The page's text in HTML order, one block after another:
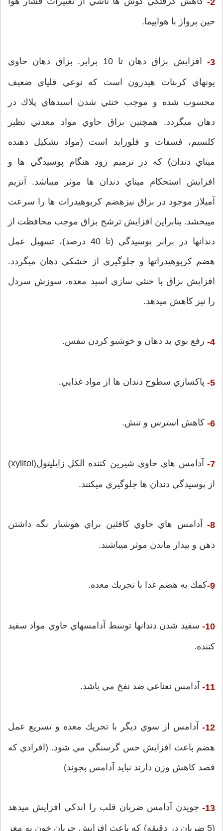
حين پرواز با هواپيما.
3- افزايش بزاق دهان تا 10 برابر. بزاق دهان حاوي
يونهاي كربنات هيدرون است كه نوعي قلياي ضعيف
محسوب شده و موجب خنثي شدن اسيدهاي پلاك در
دهان ميگردد. همچنين بزاق حاوي مواد معدني نظير
كلسيم، فسفات و فلورايد است (مواد تشكيل دهنده
ميناي دندان) كه در ترميم زود هنگام پوسيدگي ها و
افزايش استحكام ميناي دندان ها موثر ميباشد. آنزيم
آميلاز موجود در بزاق نيزهضم كربوهيدرات ها را سرعت
ميبخشد. بنابراين افزايش ترشح بزاق موجب محافظت از
دندانها در برابر پوسيدگي (تا 40 درصد)، تسهيل عمل
هضم كربوهيدراتها و جلوگيري از خشكي دهان ميگردد.
افزايش بزاق با خنثي سازي اسيد معده، سوزش سردل
را نيز كاهش ميدهد.
4- رفع بوي بد دهان و خوشبو كردن تنفس.
5- پاكسازي سطوح دندان ها از مواد غذايي.
6- كاهش استرس و تنش.
7- آدامس هاي حاوي شيرين كننده الكل زايليتول(xylitol)
از پوسيدگي دندان ها جلوگيري ميكنند.
8- آدامس هاي حاوي كافئين براي هوشيار نگه داشتن
ذهن و بيدار ماندن موثر ميباشند.
9- كمك به هضم غذا با تحريك معده.
10- سفيد شدن دندانها توسط آدامسهاي حاوي مواد سفيد
كننده.
11- آدامس نعناعي ضد نفخ مي باشد.
12- آدامس از سوي ديگر با تحريك معده و تسريع عمل
هضم باعث افزايش حس گرسنگي مي شود. (افرادي كه
قصد كاهش وزن دارند نبايد آدامس بجوند)
13- جويدن آدامس ضربان قلب را اندكي افزايش ميدهد
(5 ضربان در دقيقه) كه باعث افزايش جريان خون به مغز